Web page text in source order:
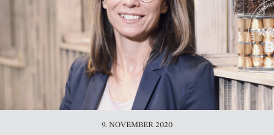
9. NOVEMBER 2020